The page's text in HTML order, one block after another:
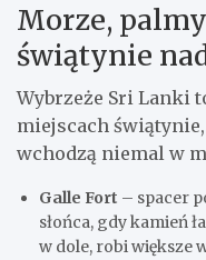
Morze,
świątynie
Wybrzeże Sri Lanki
miejscach
wchodzą niemal w
Galle Fort – spacer
słońca, gdy kamień
w dole, robi większe